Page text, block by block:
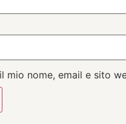
mio nome, email e sito